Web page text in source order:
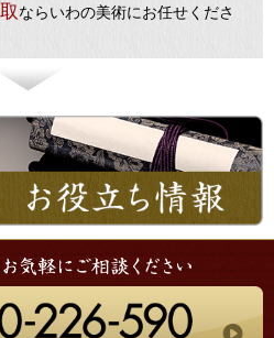
ならいわの美術にお任せくださ